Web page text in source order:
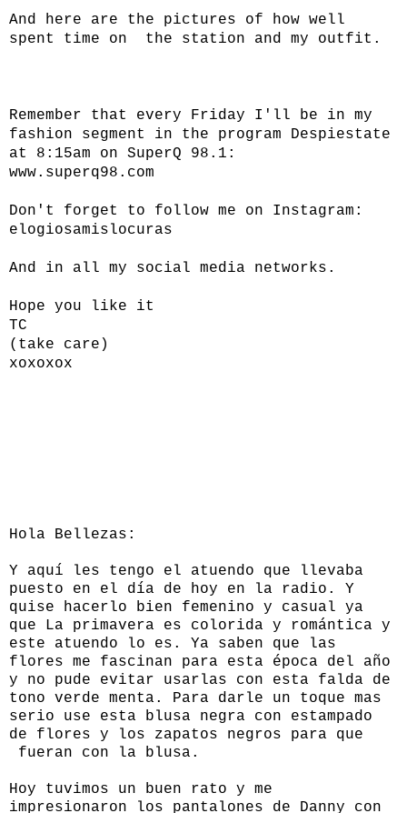
And here are the pictures of how well
spent time on the station and my outfit.
Remember that every Friday I'll be in my
fashion segment in the program Despiestate
at 8:15am on SuperQ 98.1:
www.superq98.com
Don't forget to follow me on Instagram:
elogiosamislocuras
And in all my social media networks.
Hope you like it
TC
(take care)
xoxoxox
Hola Bellezas:
Y aquí les tengo el atuendo que llevaba
puesto en el día de hoy en la radio. Y
quise hacerlo bien femenino y casual ya
que La primavera es colorida y romántica y
este atuendo lo es. Ya saben que las
flores me fascinan para esta época del año
y no pude evitar usarlas con esta falda de
tono verde menta. Para darle un toque mas
serio use esta blusa negra con estampado
de flores y los zapatos negros para que
fueran con la blusa.
Hoy tuvimos un buen rato y me
impresionaron los pantalones de Danny con